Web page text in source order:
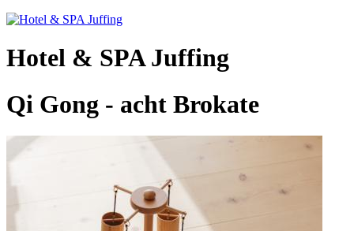
Hotel & SPA Juffing
Qi Gong - acht Brokate